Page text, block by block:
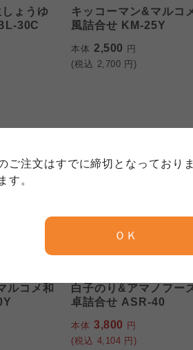
ご注文はすでに締切となっており
す。
ＯＫ
ょうゆ
30C
キッコーマン&マルコ
風詰合せ KM-25Y
本体 2,500 円
(税込 2,700 円)
ルコメ和
白子のり&アマノフー
卓詰合せ ASR-40
本体 3,800 円
(税込 4,104 円)
ださい。なお、クチコミ投稿に
大阪いずみ市民生協
受けて、コープきんき事業連合が
人情報保護方針」については各
大阪いずみ市民生協
ついて」については各生協のボ
大阪いずみ市民生協